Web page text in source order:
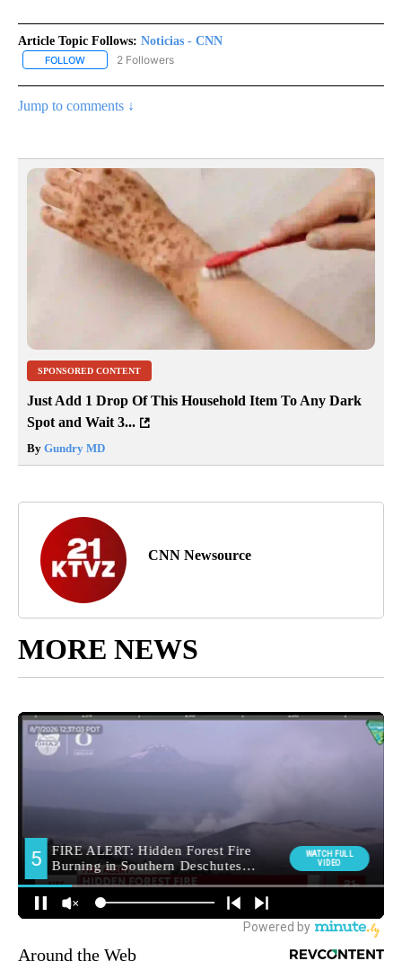
Article Topic Follows: Noticias - CNN
FOLLOW FOLLOW "NOTICIAS - CNN" TO RECEIVE NOTIFICATIONS ABOUT
2 Followers
Jump to comments ↓
SPONSORED CONTENT
Just Add 1 Drop Of This Household Item To Any Dark
Spot and Wait 3...
By Gundry MD
CNN Newsource
MORE NEWS
Around the Web